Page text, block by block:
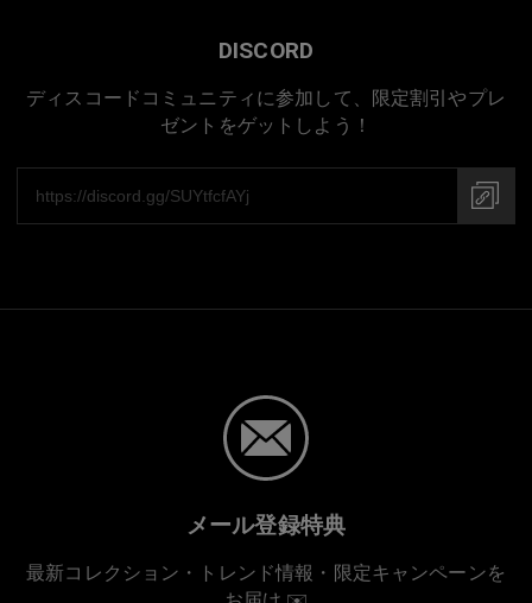
DISCORD
ディスコードコミュニティに参加して、限定割引やプレ
ゼントをゲットしよう！
メール登録特典
最新コレクション・トレンド情報・限定キャンペーンを